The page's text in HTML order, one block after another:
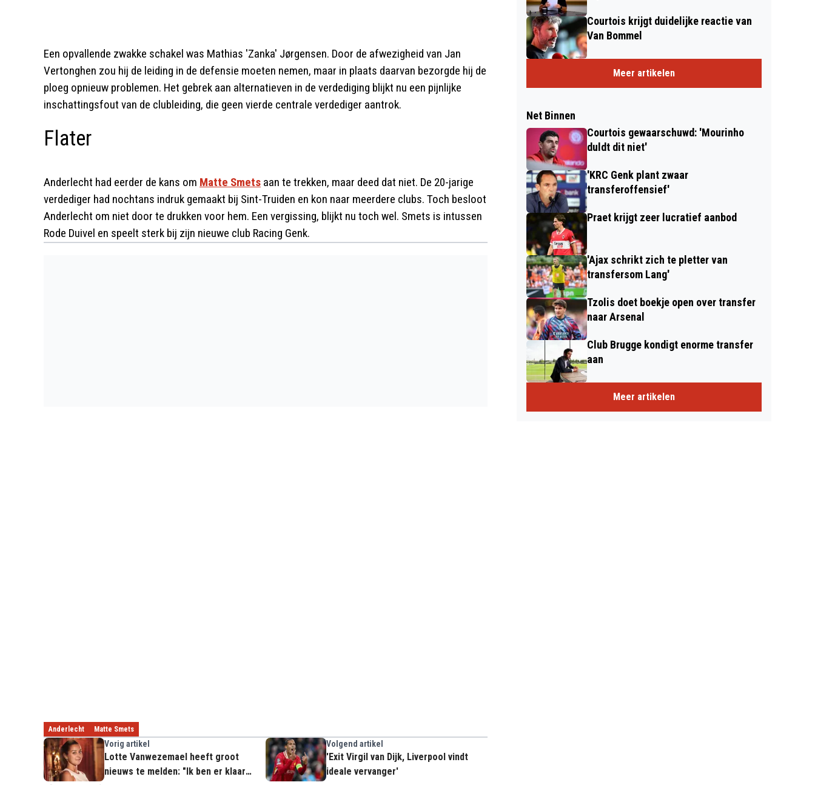
Een opvallende zwakke schakel was Mathias 'Zanka' Jørgensen. Door de afwezigheid van Jan
Vertonghen zou hij de leiding in de defensie moeten nemen, maar in plaats daarvan bezorgde hij de
ploeg opnieuw problemen. Het gebrek aan alternatieven in de verdediging blijkt nu een pijnlijke
inschattingsfout van de clubleiding, die geen vierde centrale verdediger aantrok.
Flater
Anderlecht had eerder de kans om Matte Smets aan te trekken, maar deed dat niet. De 20-jarige
verdediger had nochtans indruk gemaakt bij Sint-Truiden en kon naar meerdere clubs. Toch besloot
Anderlecht om niet door te drukken voor hem. Een vergissing, blijkt nu toch wel. Smets is intussen
Rode Duivel en speelt sterk bij zijn nieuwe club Racing Genk.
Anderlecht Matte Smets
Vorig artikel
Lotte Vanwezemael heeft groot
nieuws te melden: "Ik ben er klaar
Volgend artikel
'Exit Virgil van Dijk, Liverpool vindt
ideale vervanger'
Courtois krijgt duidelijke reactie van
Van Bommel
Meer artikelen
Net Binnen
Courtois gewaarschuwd: 'Mourinho
duldt dit niet'
'KRC Genk plant zwaar
transferoffensief'
Praet krijgt zeer lucratief aanbod
'Ajax schrikt zich te pletter van
transfersom Lang'
Tzolis doet boekje open over transfer
naar Arsenal
Club Brugge kondigt enorme transfer
aan
Meer artikelen